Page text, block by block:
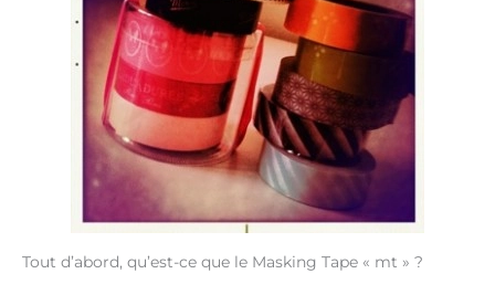
Tout d’abord, qu’est-ce que le Masking Tape « mt » ?